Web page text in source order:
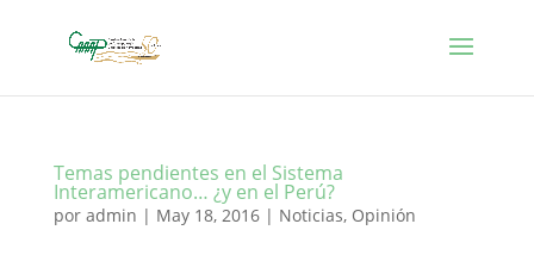
Temas pendientes en el Sistema
Interamericano… ¿y en el Perú?
por admin | May 18, 2016| Noticias, Opinión